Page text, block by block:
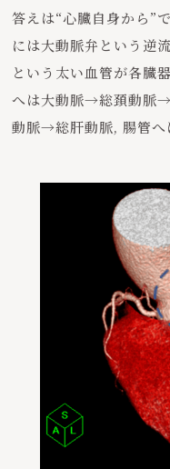
答えは“心臓自身から”
には大動脈弁という逆
という太い血管が各臓
へは大動脈→総頚動脈
動脈→総肝動脈, 腸管へ